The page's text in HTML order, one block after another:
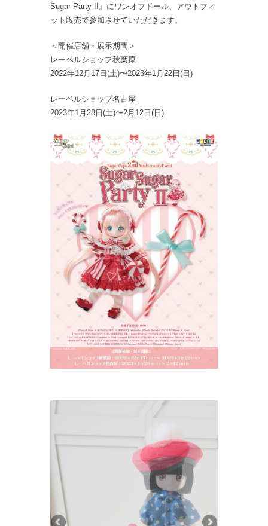
Sugar Party II』にワンオフドール、アウトフィ
ット販売で参加させていただきます。
＜開催店舗・展示期間＞
レーベルショップ秋葉原
2022年12月17日(土)〜2023年1月22日(日)
レーベルショップ名古屋
2023年1月28日(土)〜2月12日(日)